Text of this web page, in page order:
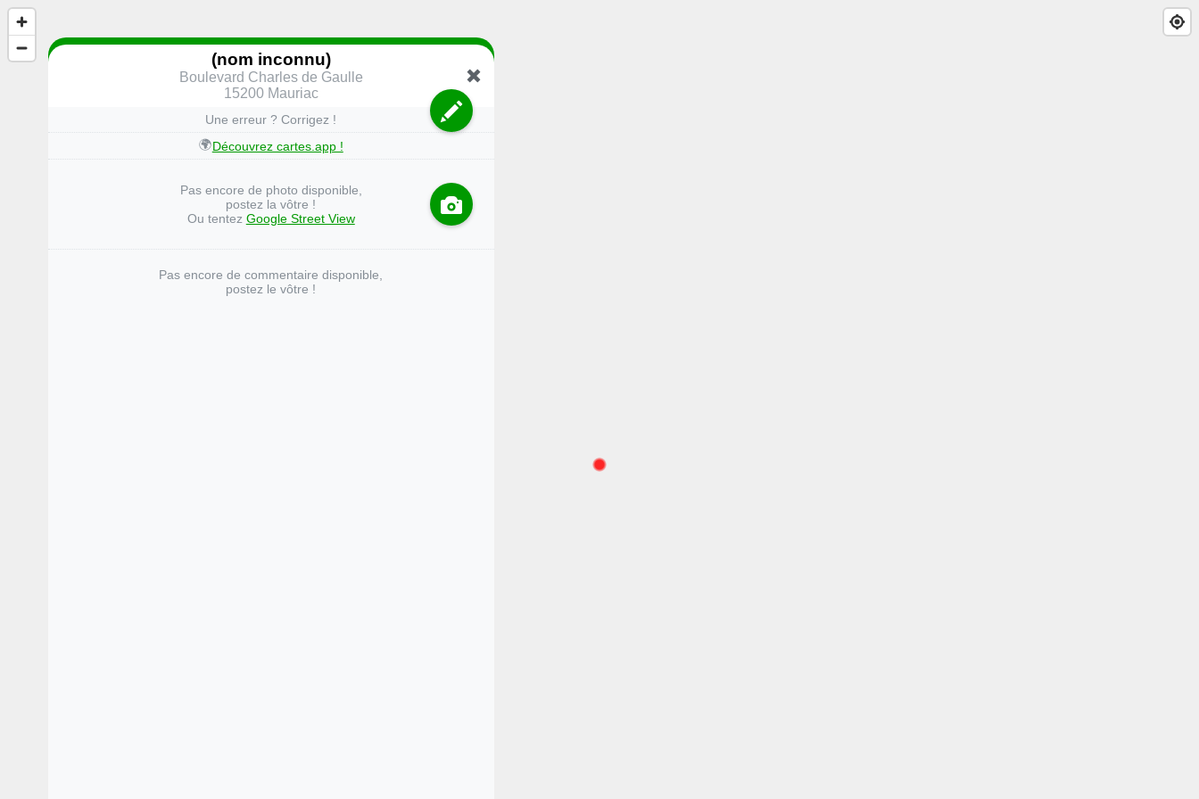
(nom inconnu)
Boulevard Charles de Gaulle
15200 Mauriac
Une erreur ? Corrigez !
🌍Découvrez cartes.app !
Pas encore de photo disponible,
postez la vôtre !
Ou tentez Google Street View
Pas encore de commentaire disponible,
postez le vôtre !